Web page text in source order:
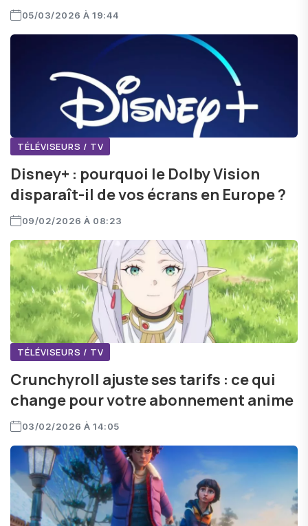
05/03/2026 À 19:44
TÉLÉVISEURS / TV
Disney+ : pourquoi le Dolby Vision
disparaît-il de vos écrans en Europe ?
09/02/2026 À 08:23
TÉLÉVISEURS / TV
Crunchyroll ajuste ses tarifs : ce qui
change pour votre abonnement anime
03/02/2026 À 14:05